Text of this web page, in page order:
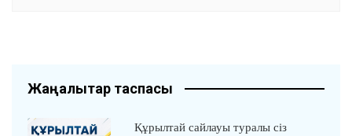
Жаңалықтар таспасы
Құрылтай сайлауы туралы сіз